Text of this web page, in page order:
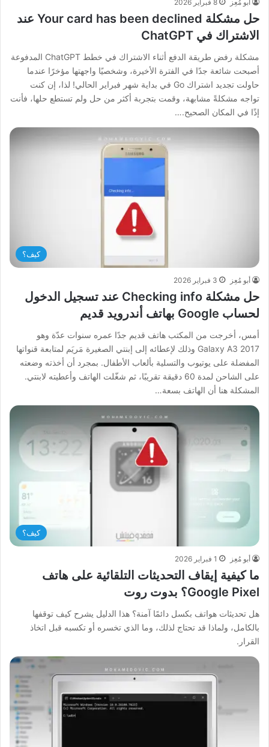
أبو مُعِز 8 فبراير 2026
حل مشكلة Your card has been declined عند
الاشتراك في ChatGPT
مشكلة رفض طريقة الدفع أثناء الاشتراك في خطط ChatGPT المدفوعة
أصبحت شائعة جدًا في الفترة الأخيرة، وشخصيًا واجهتها مؤخرًا عندما
حاولت تجديد اشتراك Go في بداية شهر فبراير الحالي! لذا، إن كنت
تواجه مشكلةً مشابهة، وقمت بتجربة أكثر من حل ولم تستطع حلها، فأنت
إذًا في المكان الصحيح.…
كيف؟
أبو مُعِز 3 فبراير 2026
حل مشكلة Checking info عند تسجيل الدخول
لحساب Google بهاتف أندرويد قديم
أمس، أخرجت من المكتب هاتف قديم جدًا عمره سنوات عدّة وهو
Galaxy A3 2017 وذلك لإعطائه إلى إبنتي الصغيرة مَريَم لمتابعة قنواتها
المفضلة على يوتيوب والتسلية بألعاب الأطفال. بمجرد أن أخذته وضعته
على الشاحن لمدة 60 دقيقة تقريبًا، ثم شغّلت الهاتف وأعطيته لابنتي.
المشكلة هنا أن الهاتف بسعة…
كيف؟
أبو مُعِز 1 فبراير 2026
ما كيفية إيقاف التحديثات التلقائية على هاتف
Google Pixel؟ بدوت روت
هل تحديثات هواتف بكسل دائمًا آمنة؟ هذا الدليل يشرح كيف توقفها
بالكامل، ولماذا قد تحتاج لذلك، وما الذي تخسره أو تكسبه قبل اتخاذ
القرار.